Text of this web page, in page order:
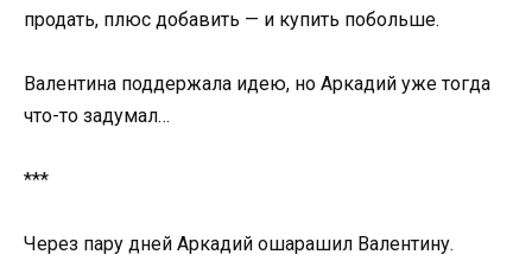
продать, плюс добавить — и купить побольше.
Валентина поддержала идею, но Аркадий уже тогда
что-то задумал…
***
Через пару дней Аркадий ошарашил Валентину.